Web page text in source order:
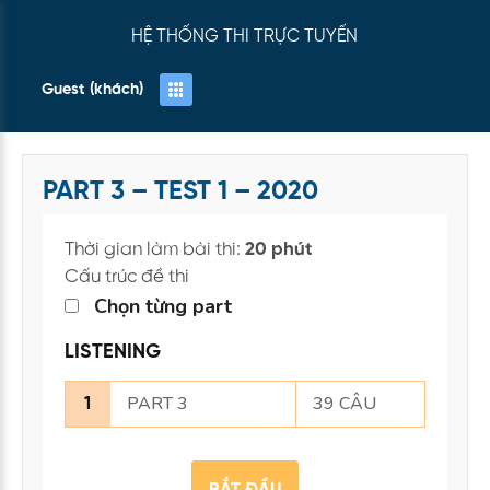
HỆ THỐNG THI TRỰC TUYẾN
Guest (khách)
PART 3 – TEST 1 – 2020
Thời gian làm bài thi: 20 phút
Cấu trúc đề thi
Chọn từng part
LISTENING
1 PART 3 39 CÂU